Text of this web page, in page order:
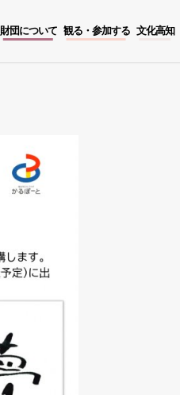
財団について 観る・参加する 文化高知